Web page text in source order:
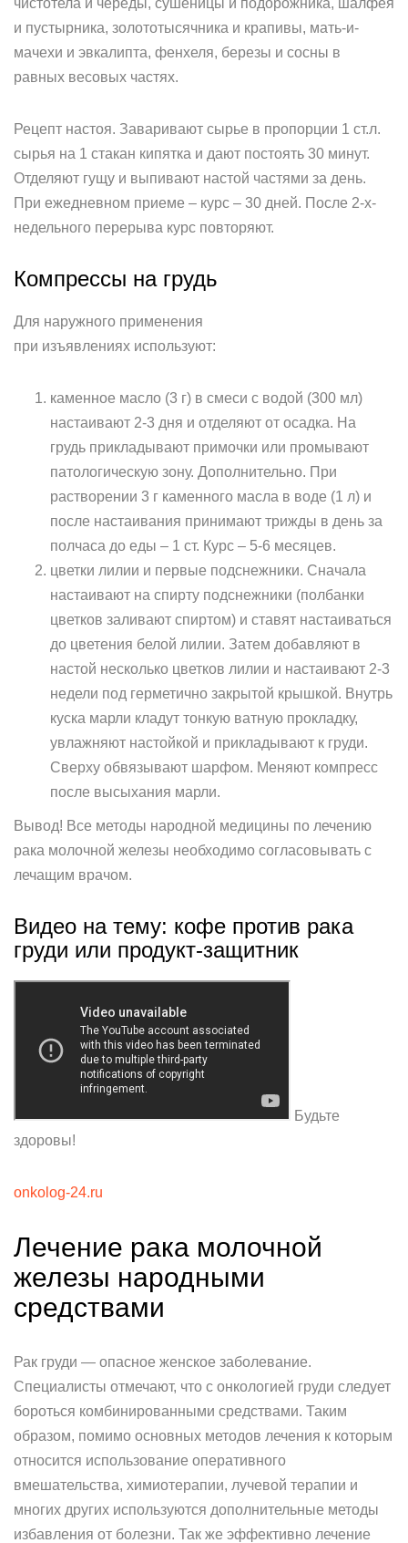
чистотела и череды, сушеницы и подорожника, шалфея
и пустырника, золототысячника и крапивы, мать-и-
мачехи и эвкалипта, фенхеля, березы и сосны в
равных весовых частях.
Рецепт настоя. Заваривают сырье в пропорции 1 ст.л.
сырья на 1 стакан кипятка и дают постоять 30 минут.
Отделяют гущу и выпивают настой частями за день.
При ежедневном приеме – курс – 30 дней. После 2-х-
недельного перерыва курс повторяют.
Компрессы на грудь
Для наружного применения
при изъявлениях используют:
каменное масло (3 г) в смеси с водой (300 мл)
настаивают 2-3 дня и отделяют от осадка. На
грудь прикладывают примочки или промывают
патологическую зону. Дополнительно. При
растворении 3 г каменного масла в воде (1 л) и
после настаивания принимают трижды в день за
полчаса до еды – 1 ст. Курс – 5-6 месяцев.
цветки лилии и первые подснежники. Сначала
настаивают на спирту подснежники (полбанки
цветков заливают спиртом) и ставят настаиваться
до цветения белой лилии. Затем добавляют в
настой несколько цветков лилии и настаивают 2-3
недели под герметично закрытой крышкой. Внутрь
куска марли кладут тонкую ватную прокладку,
увлажняют настойкой и прикладывают к груди.
Сверху обвязывают шарфом. Меняют компресс
после высыхания марли.
Вывод! Все методы народной медицины по лечению
рака молочной железы необходимо согласовывать с
лечащим врачом.
Видео на тему: кофе против рака
груди или продукт-защитник
Будьте
здоровы!
onkolog-24.ru
Лечение рака молочной
железы народными
средствами
Рак груди — опасное женское заболевание.
Специалисты отмечают, что с онкологией груди следует
бороться комбинированными средствами. Таким
образом, помимо основных методов лечения к которым
относится использование оперативного
вмешательства, химиотерапии, лучевой терапии и
многих других используются дополнительные методы
избавления от болезни. Так же эффективно лечение